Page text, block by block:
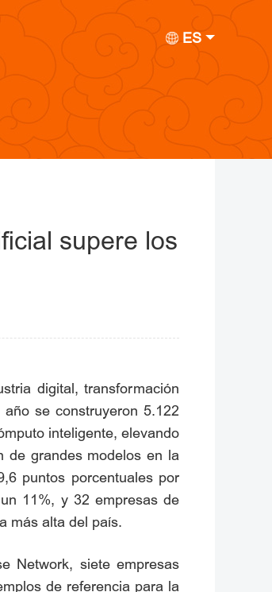
ES
supere los
digital, transformación
se construyeron 5.122
inteligente, elevando
de grandes modelos en la
puntos porcentuales por
11%, y 32 empresas de
más alta del país.
Network, siete empresas
de referencia para la